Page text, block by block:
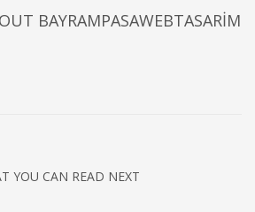
BAYRAMPASAWEBTASARIM
YOU CAN READ NEXT